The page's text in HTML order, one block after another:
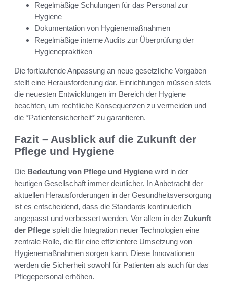
Regelmäßige Schulungen für das Personal zur
Hygiene
Dokumentation von Hygienemaßnahmen
Regelmäßige interne Audits zur Überprüfung der
Hygienepraktiken
Die fortlaufende Anpassung an neue gesetzliche Vorgaben
stellt eine Herausforderung dar. Einrichtungen müssen stets
die neuesten Entwicklungen im Bereich der Hygiene
beachten, um rechtliche Konsequenzen zu vermeiden und
die *Patientensicherheit* zu garantieren.
Fazit – Ausblick auf die Zukunft der
Pflege und Hygiene
Die Bedeutung von Pflege und Hygiene wird in der
heutigen Gesellschaft immer deutlicher. In Anbetracht der
aktuellen Herausforderungen in der Gesundheitsversorgung
ist es entscheidend, dass die Standards kontinuierlich
angepasst und verbessert werden. Vor allem in der Zukunft
der Pflege spielt die Integration neuer Technologien eine
zentrale Rolle, die für eine effizientere Umsetzung von
Hygienemaßnahmen sorgen kann. Diese Innovationen
werden die Sicherheit sowohl für Patienten als auch für das
Pflegepersonal erhöhen.